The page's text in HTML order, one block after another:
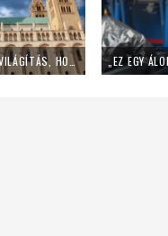
LEKAPCSOLT DÍSZKIVILÁGÍTÁS, HOME OFFICE – ÍGY SPÓROL AZ ENERGIÁVAL A PÉCSI EGYHÁZMEGYE